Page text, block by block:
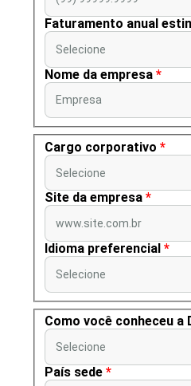
Faturamento anual
Selecione
Nome da empresa *
Empresa
Cargo corporativo *
Selecione
Site da empresa *
www.site.com.br
Idioma preferencial *
Selecione
Como você conheceu a
Selecione
País sede *